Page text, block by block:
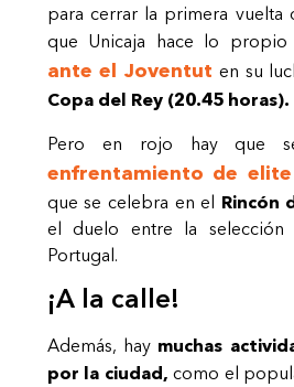
para cerrar la primera vuelta
que Unicaja hace lo
ante el Joventut en su
Copa del Rey (20.45 horas).
Pero en rojo hay que
enfrentamiento de
que se celebra en el Rincón
el duelo entre la
Portugal.
¡A la calle!
Además, hay muchas
por la ciudad, como el